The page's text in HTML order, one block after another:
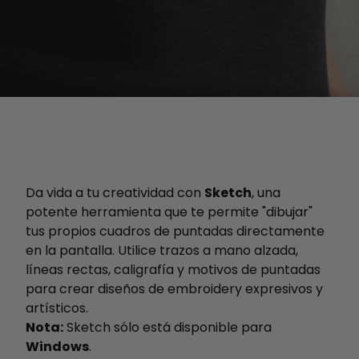
Da vida a tu creatividad con Sketch, una
potente herramienta que te permite "dibujar"
tus propios cuadros de puntadas directamente
en la pantalla. Utilice trazos a mano alzada,
líneas rectas, caligrafía y motivos de puntadas
para crear diseños de embroidery expresivos y
artísticos.
Nota:Sketch sólo está disponible para
Windows.